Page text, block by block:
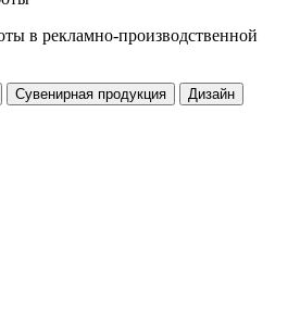
в рекламно-производственной
Сувенирная продукция Дизайн